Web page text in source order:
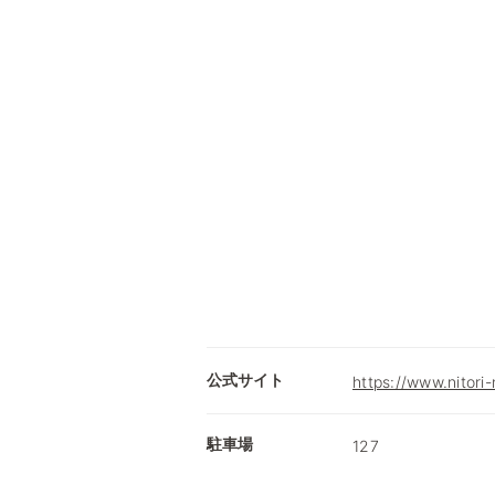
公式サイト https://
駐車場 127